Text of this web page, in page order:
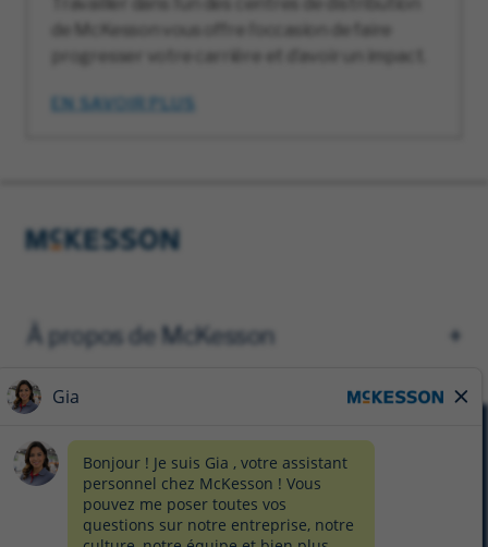
de McKesson vous offre l’occasion de faire
progresser votre carrière et d’avoir un impact.
EN SAVOIR PLUS
À propos de McKesson
AVIS DE CONFIDENTIALITÉ
FORMULAIRE DE CONFIDENTIALITÉ
PRÉFÉRENCES EN MATIÈRE DE TÉMOINS